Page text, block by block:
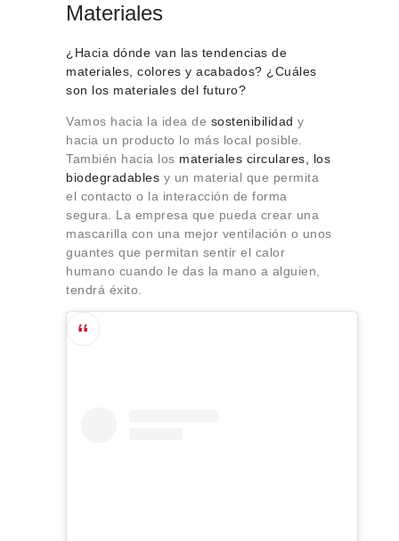
Materiales
¿Hacia dónde van las tendencias de
materiales, colores y acabados? ¿Cuáles
son los materiales del futuro?
Vamos hacia la idea de sostenibilidad y
hacia un producto lo más local posible.
También hacia los materiales circulares, los
biodegradables y un material que permita
el contacto o la interacción de forma
segura. La empresa que pueda crear una
mascarilla con una mejor ventilación o unos
guantes que permitan sentir el calor
humano cuando le das la mano a alguien,
tendrá éxito.